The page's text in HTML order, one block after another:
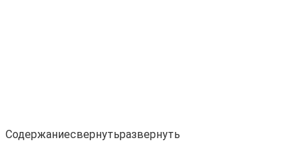
Содержаниесвернутьразвернуть